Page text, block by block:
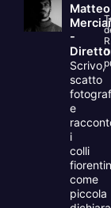
Matteo
Merciai
-
Scrivo,
scatto
e
i
colli
come
piccola